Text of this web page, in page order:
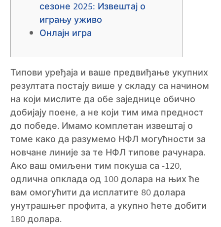
сезоне 2025: Извештај о
игрању уживо
Онлајн игра
Типови уређаја и ваше предвиђање укупних
резултата постају више у складу са начином
на који мислите да обе заједнице обично
добијају поене, а не који тим има предност
до победе. Имамо комплетан извештај о
томе како да разумемо НФЛ могућности за
новчане линије за те НФЛ типове рачунара.
Ако ваш омиљени тим покуша са -120,
одлична опклада од 100 долара на њих ће
вам омогућити да исплатите 80 долара
унутрашњег профита, а укупно ћете добити
180 долара.